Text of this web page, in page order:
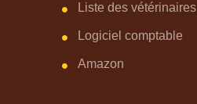
Liste des vétérinaires
Logiciel comptable
Amazon